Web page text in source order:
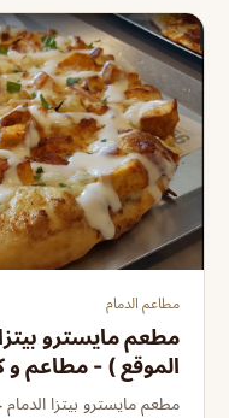
مطاعم الدمام
مطعم مايسترو
الموقع ) - مطاعم و
مطعم مايسترو بيتزا